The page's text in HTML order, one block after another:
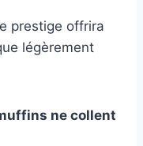
prestige offrira
légèrement
ne collent